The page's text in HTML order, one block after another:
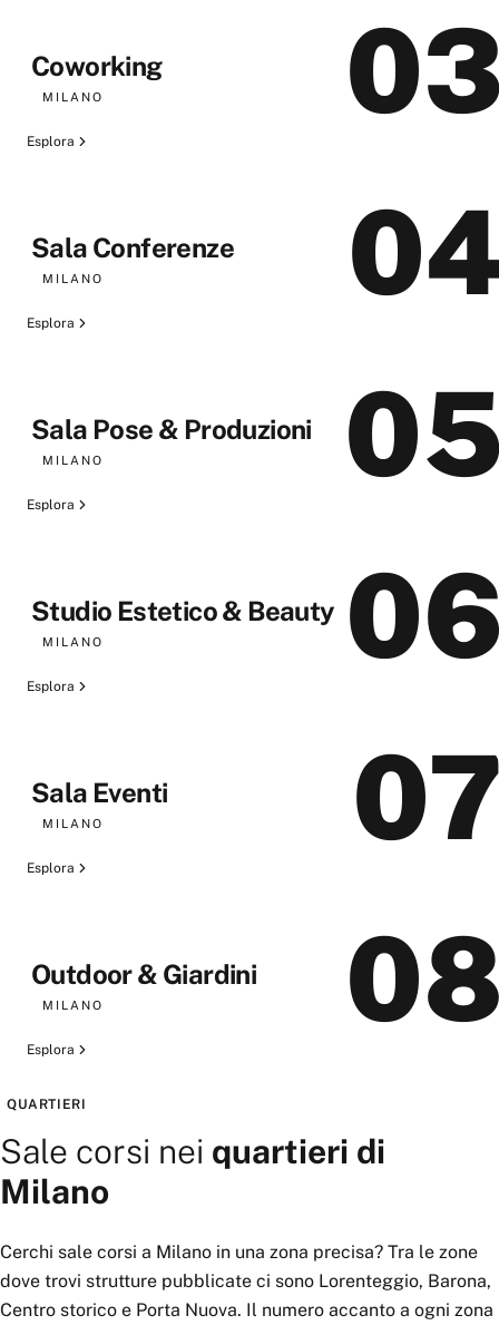
Coworking
MILANO
Esplora
Sala Conferenze
MILANO
Esplora
Sala Pose & Produzioni
MILANO
Esplora
Studio Estetico & Beauty
MILANO
Esplora
Sala Eventi
MILANO
Esplora
Outdoor & Giardini
MILANO
Esplora
QUARTIERI
Sale corsi nei quartieri di
Milano
Cerchi sale corsi a Milano in una zona precisa? Tra le zone
dove trovi strutture pubblicate ci sono Lorenteggio, Barona,
Centro storico e Porta Nuova. Il numero accanto a ogni zona